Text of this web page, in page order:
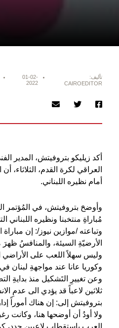
تأليف:
CAIROEDITOR
01-02-
2022
أكد زيليكو بتروفيتش، المدير
العراقي لكرة القدم، الثلاثاء،
أمام نظيره اللبناني.
وأوضحَ بتروفيتش، في المُؤتمر
وتباعته /موازين نيوز/: إن
الأرضيّةِ السيئة، والمنافسُ ظهرَ
وليس سهلاً اللعب على الأراضي
وكوريا عانا عند مواجهةِ لبنان
وعن تغييرِ التَشكيل منذ بدايةِ
ثلاثين لاعباً قد يؤدي الى عدمِ
بتروفيتش إلى: إن هناك أموراً
ولا أودُ أن أوضحها هنا، وكانت